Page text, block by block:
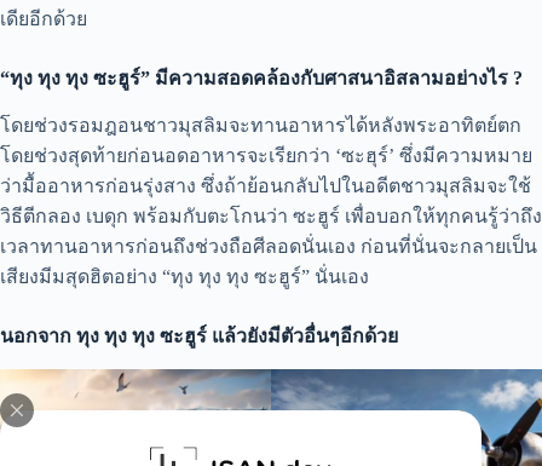
เดียอีกด้วย
“ทุง ทุง ทุง ซะฮูร์” มีความสอดคล้องกับศาสนาอิสลามอย่างไร ?
โดยช่วงรอมฎอนชาวมุสลิมจะทานอาหารได้หลังพระอาทิตย์ตก
โดยช่วงสุดท้ายก่อนอดอาหารจะเรียกว่า ‘ซะฮุร์’ ซึ่งมีความหมาย
ว่ามื้ออาหารก่อนรุ่งสาง ซึ่งถ้าย้อนกลับไปในอดีตชาวมุสลิมจะใช้
วิธีตีกลอง เบดุก พร้อมกับตะโกนว่า ซะฮูร์ เพื่อบอกให้ทุกคนรู้ว่าถึง
เวลาทานอาหารก่อนถึงช่วงถือศีลอดนั่นเอง ก่อนที่นั่นจะกลายเป็น
เสียงมีมสุดฮิตอย่าง “ทุง ทุง ทุง ซะฮูร์” นั่นเอง
นอกจาก ทุง ทุง ทุง ซะฮูร์ แล้วยังมีตัวอื่นๆอีกด้วย